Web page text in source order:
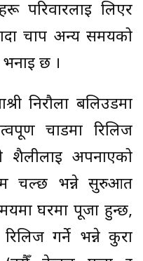
परिवारलाई लिएर
चाप अन्य समयको
भनाइ छ ।
निरौला बलिउडमा
चाडमा रिलिज
शैलीलाई अपनाएको
चल्छ भन्ने सुरुआत
घरमा पूजा हुन्छ,
गर्ने भन्ने कुरा